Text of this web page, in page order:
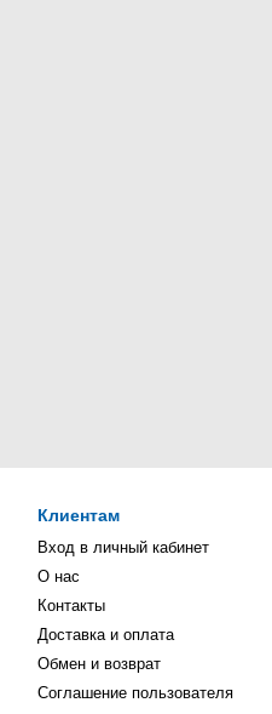
Клиентам
Вход в личный кабинет
О нас
Контакты
Доставка и оплата
Обмен и возврат
Соглашение пользователя